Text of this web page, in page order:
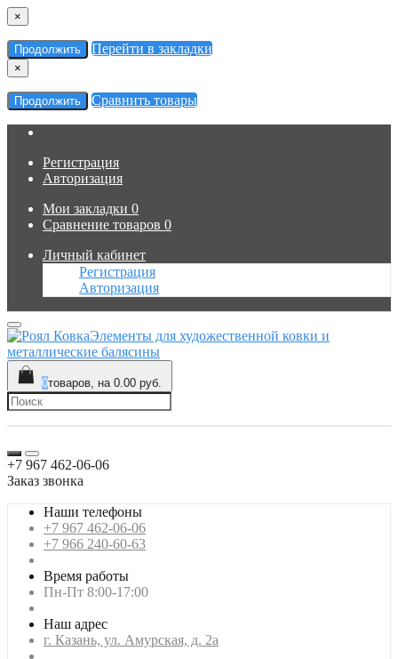
×
Продолжить Перейти в закладки
×
Продолжить Сравнить товары
Регистрация
Авторизация
Мои закладки 0
Сравнение товаров 0
Личный кабинет
Регистрация
Авторизация
Элементы для художественной ковки и
металлические балясины
0товаров, на 0.00 руб.
+7 967 462-06-06
Заказ звонка
Наши телефоны
+7 967 462-06-06
+7 966 240-60-63
Время работы
Пн-Пт 8:00-17:00
Наш адрес
г. Казань, ул. Амурская, д. 2а